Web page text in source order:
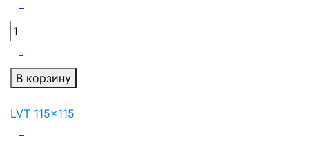
В корзину
LVT 115x115